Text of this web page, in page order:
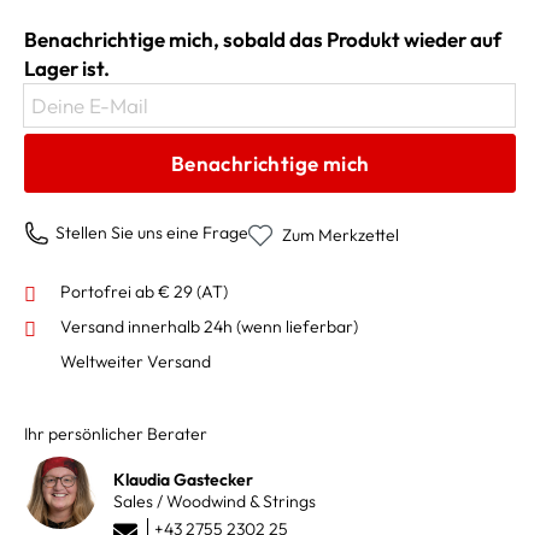
Benachrichtige mich, sobald das Produkt wieder auf
Lager ist.
Deine E-Mail
Benachrichtige mich
Stellen Sie uns eine Frage Zum Merkzettel
Portofrei ab € 29 (AT)
Versand innerhalb 24h (wenn lieferbar)
Weltweiter Versand
Ihr persönlicher Berater
Klaudia Gastecker
Sales / Woodwind & Strings
+43 2755 2302 25